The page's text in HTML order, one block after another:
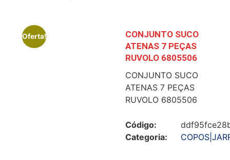
Oferta!
CONJUNTO SUCO
ATENAS 7 PEÇAS
RUVOLO 6805506
CONJUNTO SUCO
ATENAS 7 PEÇAS
RUVOLO 6805506
Código:
Categoria: